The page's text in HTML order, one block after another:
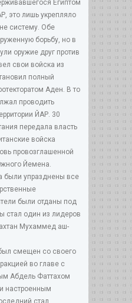
Египтом
это лишь укрепляло
систему. Обе
борьбу, но в
оружие друг против
свои войска из
полный
Аден. В то
проводить
ЙАР. 30
передала власть
войска
провозглашенной
Йемена.
были упразднены все
были отданы под
стал один из лидеров
Мухаммед аш-
смещен со своего
во главе с
Абдель Фаттахом
настроенным
стал